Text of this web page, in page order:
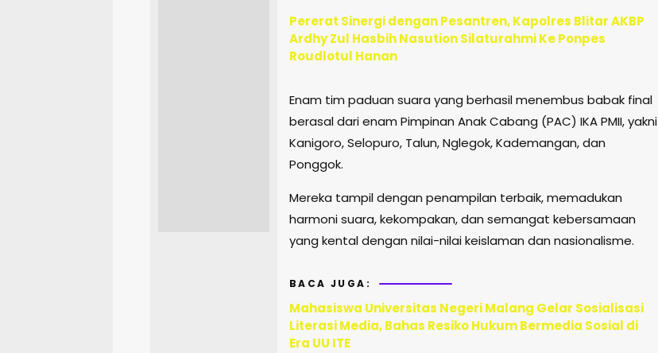
Pererat Sinergi dengan Pesantren, Kapolres Blitar AKBP
Ardhy Zul Hasbih Nasution Silaturahmi Ke Ponpes
Roudlotul Hanan
Enam tim paduan suara yang berhasil menembus babak final
berasal dari enam Pimpinan Anak Cabang (PAC) IKA PMII, yakni
Kanigoro, Selopuro, Talun, Nglegok, Kademangan, dan
Ponggok.
Mereka tampil dengan penampilan terbaik, memadukan
harmoni suara, kekompakan, dan semangat kebersamaan
yang kental dengan nilai-nilai keislaman dan nasionalisme.
BACA JUGA:
Mahasiswa Universitas Negeri Malang Gelar Sosialisasi
Literasi Media, Bahas Resiko Hukum Bermedia Sosial di
Era UU ITE